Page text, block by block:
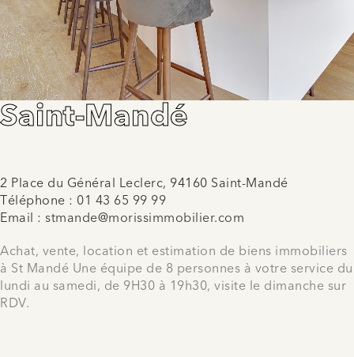
Saint-Mandé
2 Place du Général Leclerc, 94160 Saint-Mandé
Téléphone : 01 43 65 99 99
Email : stmande@morissimmobilier.com
Achat, vente, location et estimation de biens immobiliers
à St Mandé Une équipe de 8 personnes à votre service du
lundi au samedi, de 9H30 à 19h30, visite le dimanche sur
RDV.